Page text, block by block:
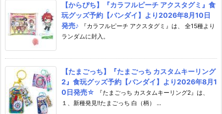
【からぴち】『カラフルピーチ アクスタグミ』食
玩グッズ予約【バンダイ】より2026年8月10日
発売♪
『カラフルピーチ アクスタグミ』は、 全15種より
ランダムに封入。
【たまごっち】『たまごっち カスタムキーリング
2』食玩グッズ予約【バンダイ】より2026年8月1
0日発売☆
『たまごっち カスタムキーリング2』は、
１、新種発見!!たまごっち 白（柄） ...